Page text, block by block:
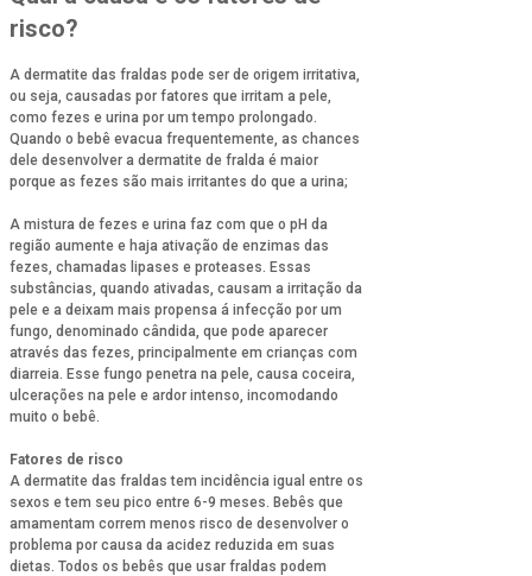
risco?
A dermatite das fraldas pode ser de origem irritativa,
ou seja, causadas por fatores que irritam a pele,
como fezes e urina por um tempo prolongado.
Quando o bebê evacua frequentemente, as chances
dele desenvolver a dermatite de fralda é maior
porque as fezes são mais irritantes do que a urina;
A mistura de fezes e urina faz com que o pH da
região aumente e haja ativação de enzimas das
fezes, chamadas lipases e proteases. Essas
substâncias, quando ativadas, causam a irritação da
pele e a deixam mais propensa á infecção por um
fungo, denominado cândida, que pode aparecer
através das fezes, principalmente em crianças com
diarreia. Esse fungo penetra na pele, causa coceira,
ulcerações na pele e ardor intenso, incomodando
muito o bebê.
Fatores de risco
A dermatite das fraldas tem incidência igual entre os
sexos e tem seu pico entre 6-9 meses. Bebês que
amamentam correm menos risco de desenvolver o
problema por causa da acidez reduzida em suas
dietas. Todos os bebês que usar fraldas podem